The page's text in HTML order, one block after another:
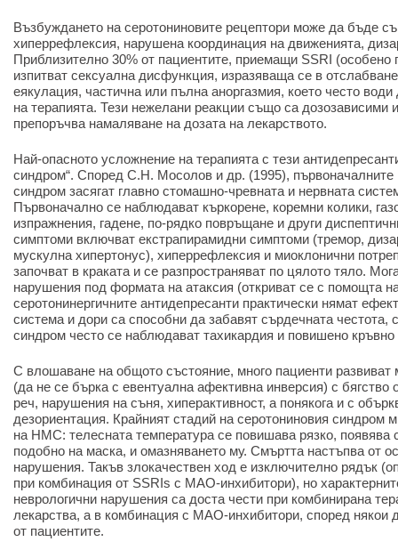
Възбуждането на серотониновите рецептори може да бъде
хиперрефлексия, нарушена координация на движенията,
Приблизително 30% от пациентите, приемащи SSRI (особено
изпитват сексуална дисфункция, изразяваща се в
еякулация, частична или пълна аноргазмия, което често
на терапията. Тези нежелани реакции също са дозозависими и
препоръчва намаляване на дозата на лекарството.
Най-опасното усложнение на терапията с тези
синдром“. Според С.Н. Мосолов и др. (1995), първоначалните
синдром засягат главно стомашно-чревната и нервната
Първоначално се наблюдават къркорене, коремни колики,
изпражнения, гадене, по-рядко повръщане и други
симптоми включват екстрапирамидни симптоми (тремор,
мускулна хипертонус), хиперрефлексия и миоклонични
започват в краката и се разпространяват по цялото тяло.
нарушения под формата на атаксия (откриват се с помощта
серотонинергичните антидепресанти практически нямат
система и дори са способни да забавят сърдечната честота,
синдром често се наблюдават тахикардия и повишено кръвно
С влошаване на общото състояние, много пациенти развиват
(да не се бърка с евентуална афективна инверсия) с бягство
реч, нарушения на съня, хиперактивност, а понякога и с
дезориентация. Крайният стадий на серотониновия синдром
на НМС: телесната температура се повишава рязко, появява
подобно на маска, и омазняването му. Смъртта настъпва от
нарушения. Такъв злокачествен ход е изключително рядък
при комбинация от SSRIs с МАО-инхибитори), но
неврологични нарушения са доста чести при комбинирана
лекарства, а в комбинация с МАО-инхибитори, според някои
от пациентите.